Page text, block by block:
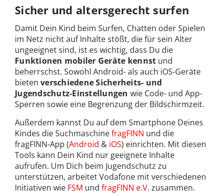
Sicher und altersgerecht surfen
Damit Dein Kind beim Surfen, Chatten oder Spielen
im Netz nicht auf Inhalte stößt, die für sein Alter
ungeeignet sind, ist es wichtig, dass Du die
Funktionen mobiler Geräte kennst und
beherrschst. Sowohl Android- als auch iOS-Geräte
bieten verschiedene Sicherheits- und
Jugendschutz-Einstellungen wie Code- und App-
Sperren sowie eine Begrenzung der Bildschirmzeit.
Außerdem kannst Du auf dem Smartphone Deines
Kindes die SuchmaschinefragFINN und die
fragFINN-App (Android & iOS) einrichten. Mit diesen
Tools kann Dein Kind nur geeignete Inhalte
aufrufen. Um Dich beim Jugendschutz zu
unterstützen, arbeitet Vodafone mit verschiedenen
Initiativen wie FSM und fragFINN e.V. zusammen.